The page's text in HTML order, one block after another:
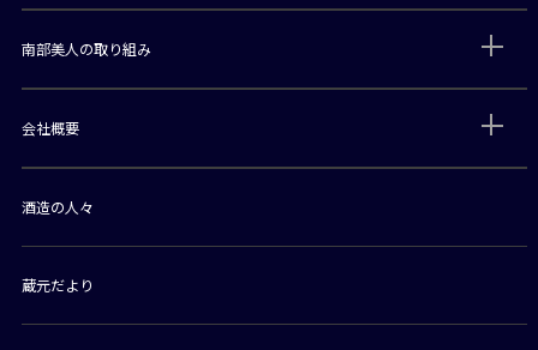
南部美人の取り組み
会社概要
酒造の人々
蔵元だより